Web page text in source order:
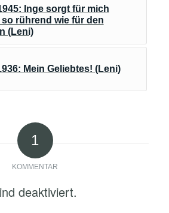
Inge sorgt für mich
rührend wie für den
(Leni)
Mein Geliebtes! (Leni)
1
KOMMENTAR
deaktiviert.